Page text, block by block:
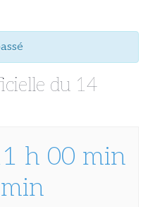
du 14
h 00 min